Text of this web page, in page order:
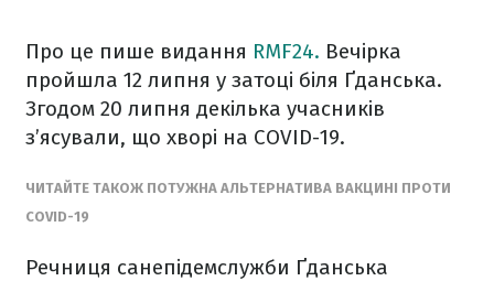
Про це пише видання RMF24. Вечірка
пройшла 12 липня у затоці біля Ґданська.
Згодом 20 липня декілька учасників
з’ясували, що хворі на COVID-19.
ЧИТАЙТЕ ТАКОЖ ПОТУЖНА АЛЬТЕРНАТИВА ВАКЦИНІ ПРОТИ
COVID-19
Речниця санепідемслужби Ґданська